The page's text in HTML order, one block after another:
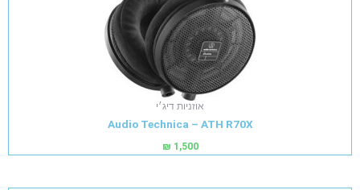
אוזניות דיג׳י
Audio Technica – ATH R70X
₪ 1,500